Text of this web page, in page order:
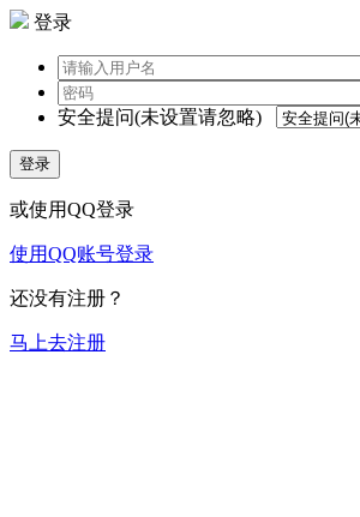
登录
安全提问(未设置请忽略)
登录
或使用QQ登录
使用QQ账号登录
还没有注册？
马上去注册